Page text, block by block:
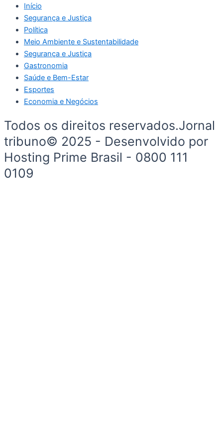
Início
Segurança e Justiça
Política
Meio Ambiente e Sustentabilidade
Segurança e Justiça
Gastronomia
Saúde e Bem-Estar
Esportes
Economia e Negócios
Todos os direitos reservados.Jornal
tribuno© 2025 - Desenvolvido por
Hosting Prime Brasil - 0800 111
0109